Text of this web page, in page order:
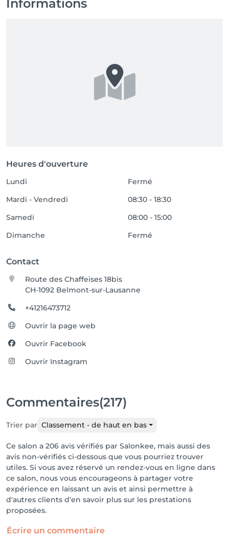
Informations
Heures d'ouverture
Lundi
Fermé
Mardi - Vendredi
08:30 - 18:30
Samedi
08:00 - 15:00
Dimanche
Fermé
Contact
Route des Chaffeises 18bis
CH-1092 Belmont-sur-Lausanne
+41216473712
Ouvrir la page web
Ouvrir Facebook
Ouvrir Instagram
Commentaires(217)
Trier par Classement - de haut en bas
Ce salon a 206 avis vérifiés par Salonkee, mais aussi des
avis non-vérifiés ci-dessous que vous pourriez trouver
utiles. Si vous avez réservé un rendez-vous en ligne dans
ce salon, nous vous encourageons à partager votre
expérience en laissant un avis et ainsi permettre à
d'autres clients d'en savoir plus sur les prestations
proposées.
Écrire un commentaire